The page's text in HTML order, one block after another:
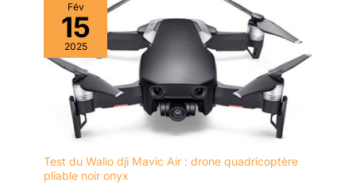
Fév
15
2025
Test du Walio dji Mavic Air : drone quadricoptère
pliable noir onyx